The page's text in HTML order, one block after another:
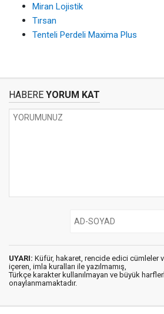
Miran Lojistik
Tırsan
Tenteli Perdeli Maxima Plus
HABERE YORUM KAT
UYARI: Küfür, hakaret, rencide edici cümleler
içeren, imla kuralları ile yazılmamış,
Türkçe karakter kullanılmayan ve büyük
onaylanmamaktadır.